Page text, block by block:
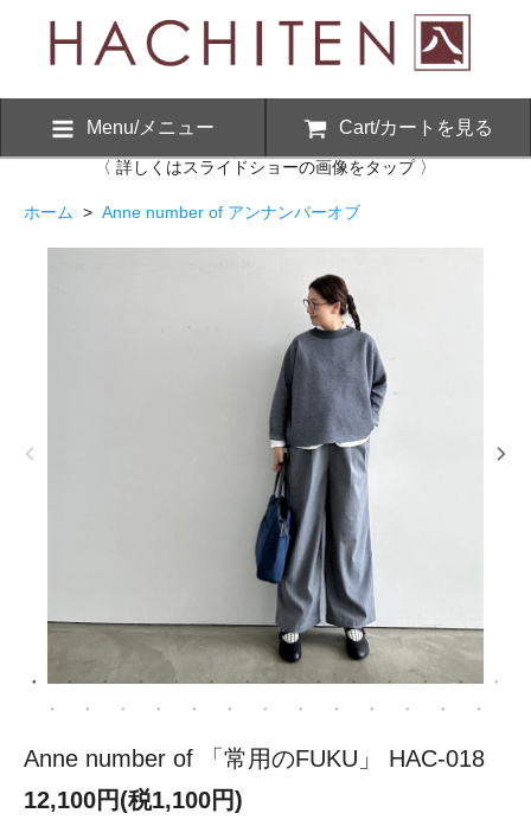
Menu/メニュー Cart/カートを見る
〈 詳しくはスライドショーの画像をタップ 〉
ホーム > Anne number of アンナンバーオブ
Anne number of 「常用のFUKU」 HAC-018
12,100円(税1,100円)